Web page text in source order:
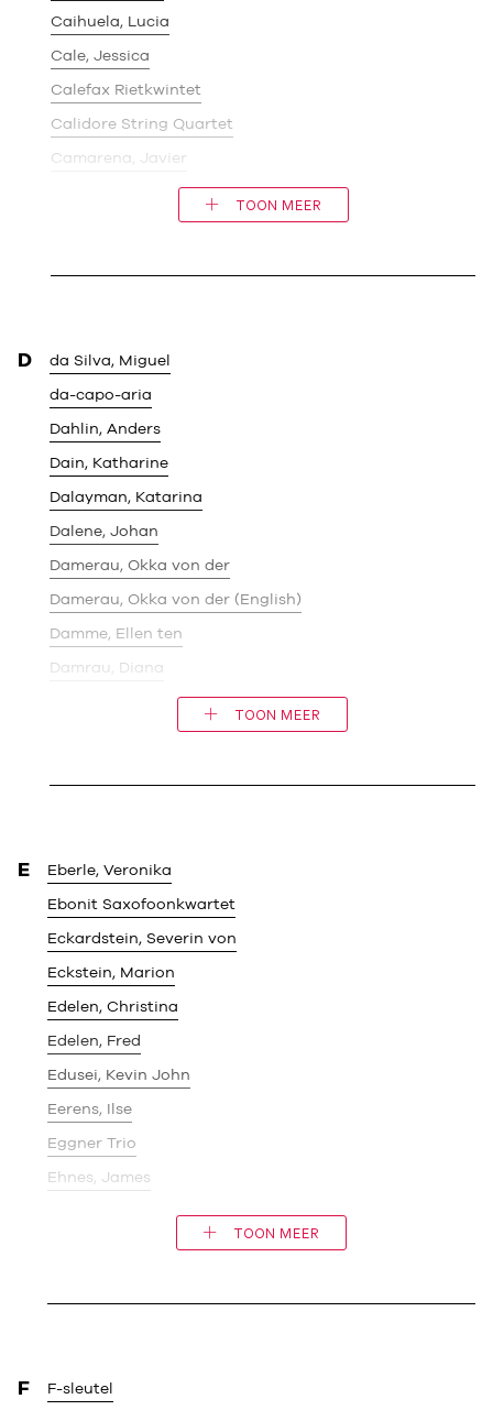
Caihuela, Lucia
Cale, Jessica
Calefax Rietkwintet
Calidore String Quartet
Camarena, Javier
TOON MEER
D da Silva, Miguel
da-capo-aria
Dahlin, Anders
Dain, Katharine
Dalayman, Katarina
Dalene, Johan
Damerau, Okka von der
Damerau, Okka von der (English)
Damme, Ellen ten
Damrau, Diana
TOON MEER
E Eberle, Veronika
Ebonit Saxofoonkwartet
Eckardstein, Severin von
Eckstein, Marion
Edelen, Christina
Edelen, Fred
Edusei, Kevin John
Eerens, Ilse
Eggner Trio
Ehnes, James
TOON MEER
F F-sleutel